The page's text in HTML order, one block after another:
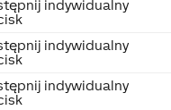
indywidualny
indywidualny
indywidualny